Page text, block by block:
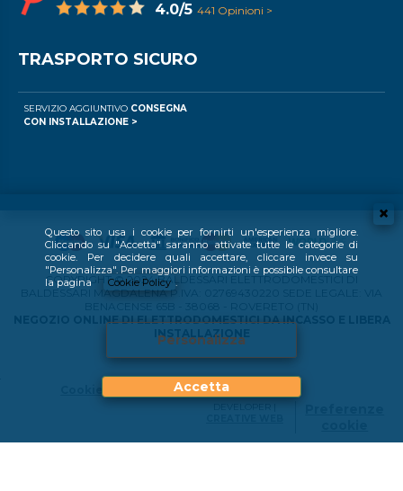
Questo sito usa i cookie per fornirti un'esperienza migliore.
Cliccando su "Accetta" saranno attivate tutte le categorie di
cookie. Per decidere quali accettare, cliccare invece su
"Personalizza". Per maggiori informazioni è possibile consultare
la pagina
Cookie Policy .
Personalizza
Accetta
4.0/5 441 Opinioni >
TRASPORTO SICURO
SERVIZIO AGGIUNTIVO CONSEGNA
CON INSTALLAZIONE >
COPYRIGHT © 2024 BALDESSARI ELETTRODOMESTICI DI
BALDESSARI MAGDALENA P.IVA: 02769430220 SEDE LEGALE: VIA
NEGOZIO ONLINE DI ELETTRODOMESTICI DA INCASSO E LIBERA
INSTALLAZIONE
DEVELOPER |